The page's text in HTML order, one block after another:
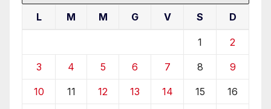
L M M G V S D
1 2
3 4 5 6 7 8 9
10 11 12 13 14 15 16